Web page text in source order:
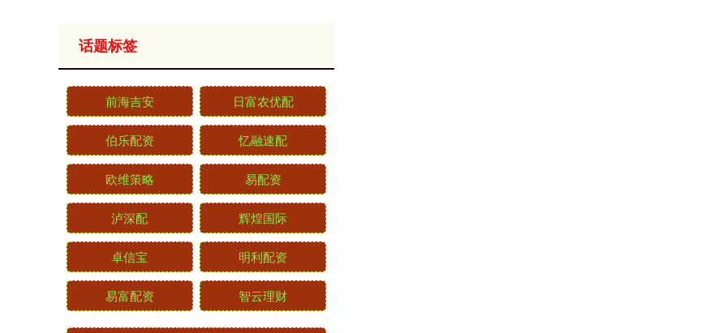
话题标签
前海吉安 日富农优配
伯乐配资 忆融速配
欧维策略 易配资
泸深配 辉煌国际
卓信宝 明利配资
易富配资 智云理财